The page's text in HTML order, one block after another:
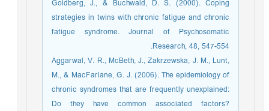
Goldberg, J., & Buchwald, D. S. (2000). Coping
strategies in twins with chronic fatigue and chronic
fatigue syndrome. Journal of Psychosomatic
Research, 48, 547-554.
Aggarwal, V. R., McBeth, J., Zakrzewska, J. M., Lunt,
M., & MacFarlane, G. J. (2006). The epidemiology of
chronic syndromes that are frequently unexplained:
Do they have common associated factors?